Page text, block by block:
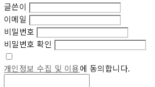
글쓴이
이메일
비밀번호
비밀번호 확인
개인정보 수집 및 이용에 동의합니다.